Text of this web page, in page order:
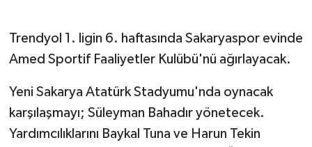
Trendyol 1. ligin 6. haftasında Sakaryaspor evinde
Amed Sportif Faaliyetler Kulübü'nü ağırlayacak.
Yeni Sakarya Atatürk Stadyumu'nda oynacak
karşılaşmayı; Süleyman Bahadır yönetecek.
Yardımcılıklarını Baykal Tuna ve Harun Tekin